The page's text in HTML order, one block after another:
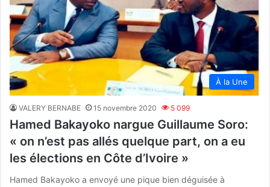
À la Une
VALERY BERNABE 15 novembre 2020 5 099
Hamed Bakayoko nargue Guillaume Soro:
« on n’est pas allés quelque part, on a eu
les élections en Côte d’Ivoire »
Hamed Bakayoko a envoyé une pique bien déguisée à